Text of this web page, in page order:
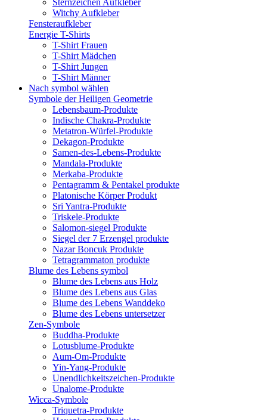
Sternzeichen Aufkleber
Witchy Aufkleber
Fensteraufkleber
Energie T-Shirts
T-Shirt Frauen
T-Shirt Mädchen
T-Shirt Jungen
T-Shirt Männer
Nach symbol wählen
Symbole der Heiligen Geometrie
Lebensbaum-Produkte
Indische Chakra-Produkte
Metatron-Würfel-Produkte
Dekagon-Produkte
Samen-des-Lebens-Produkte
Mandala-Produkte
Merkaba-Produkte
Pentagramm & Pentakel produkte
Platonische Körper Produkt
Sri Yantra-Produkte
Triskele-Produkte
Salomon-siegel Produkte
Siegel der 7 Erzengel produkte
Nazar Boncuk Produkte
Tetragrammaton produkte
Blume des Lebens symbol​
Blume des Lebens aus Holz
Blume des Lebens aus Glas
Blume des Lebens Wanddeko
Blume des Lebens untersetzer
Zen-Symbole
Buddha-Produkte
Lotusblume-Produkte
Aum-Om-Produkte
Yin-Yang-Produkte
Unendlichkeitszeichen-Produkte
Unalome-Produkte
Wicca-Symbole
Triquetra-Produkte